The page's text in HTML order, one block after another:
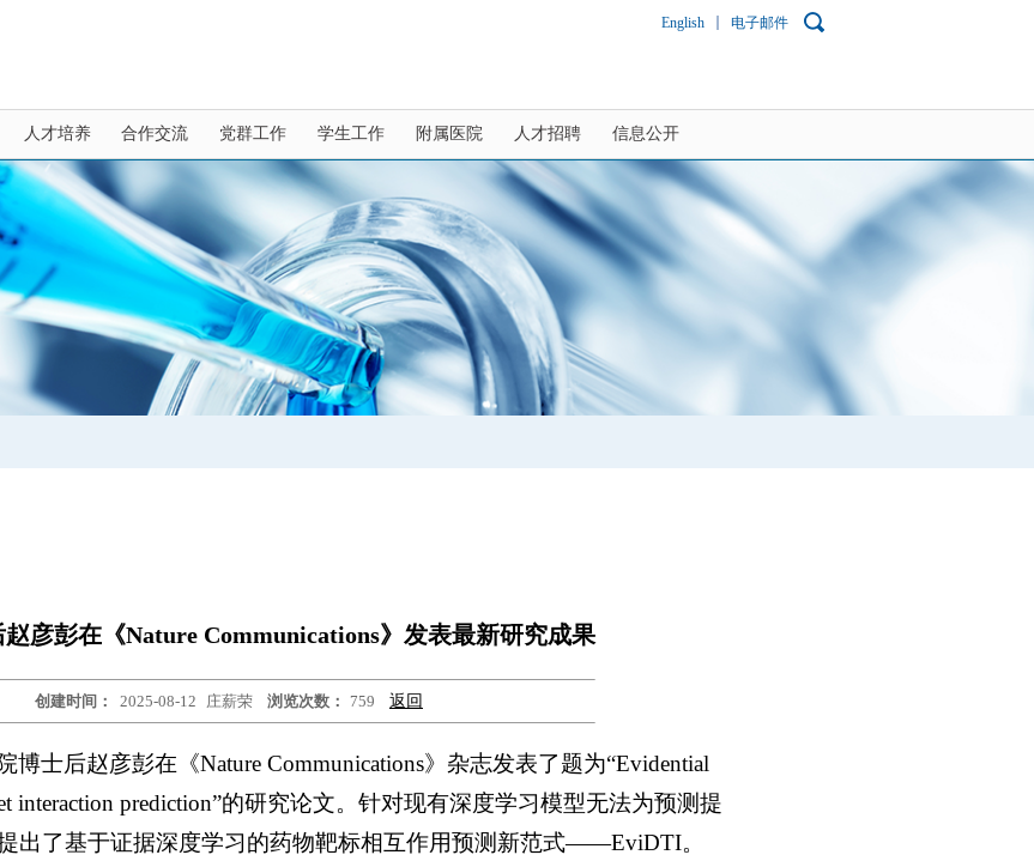
English 电子邮件
人才培养 合作交流 党群工作 学生工作 附属医院 人才招聘 信息公开
赵彦彭在《Nature Communications》发表最新研究成果
创建时间： 2025-08-12 庄薪荣 浏览次数： 759 返回
博士后赵彦彭在《Nature Communications》杂志发表了题为“Evidential
interaction prediction”的研究论文。针对现有深度学习模型无法为预测提
出了基于证据深度学习的药物靶标相互作用预测新范式——EviDTI。